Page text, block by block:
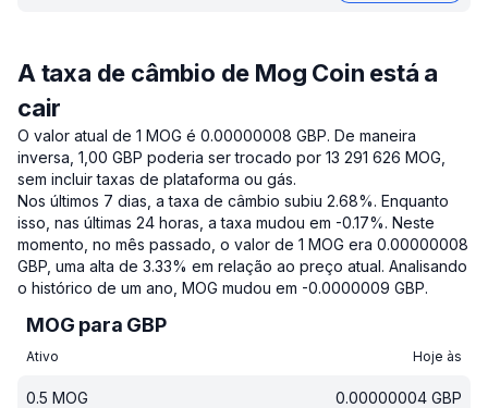
A taxa de câmbio de Mog Coin está a
cair
O valor atual de 1 MOG é 0.00000008 GBP. De maneira
inversa, 1,00 GBP poderia ser trocado por 13 291 626 MOG,
sem incluir taxas de plataforma ou gás.
Nos últimos 7 dias, a taxa de câmbio subiu 2.68%. Enquanto
isso, nas últimas 24 horas, a taxa mudou em -0.17%. Neste
momento, no mês passado, o valor de 1 MOG era 0.00000008
GBP, uma alta de 3.33% em relação ao preço atual. Analisando
o histórico de um ano, MOG mudou em -0.0000009 GBP.
MOG para GBP
Ativo Hoje às
0.5 MOG 0.00000004 GBP